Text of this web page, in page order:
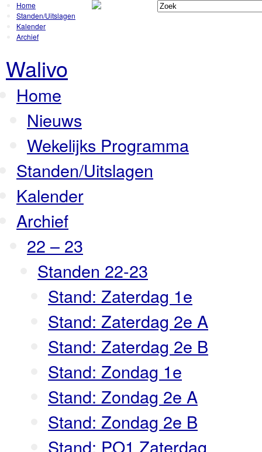
Home
Standen/Uitslagen
Kalender
Archief
Walivo
Home
Nieuws
Wekelijks Programma
Standen/Uitslagen
Kalender
Archief
22 – 23
Standen 22-23
Stand: Zaterdag 1e
Stand: Zaterdag 2e A
Stand: Zaterdag 2e B
Stand: Zondag 1e
Stand: Zondag 2e A
Stand: Zondag 2e B
Stand: PO1 Zaterdag